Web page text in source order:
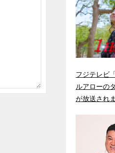
フジテレビ
ルアローの
が放送され